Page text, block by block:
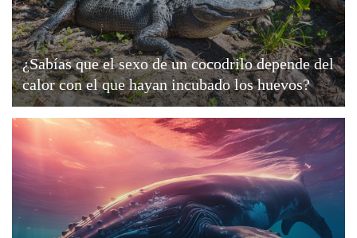
¿Sabías que el sexo de un cocodrilo depende del
calor con el que hayan incubado los huevos?